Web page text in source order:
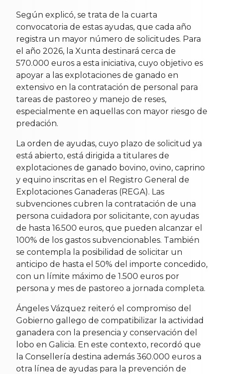
Según explicó, se trata de la cuarta
convocatoria de estas ayudas, que cada año
registra un mayor número de solicitudes. Para
el año 2026, la Xunta destinará cerca de
570.000 euros a esta iniciativa, cuyo objetivo es
apoyar a las explotaciones de ganado en
extensivo en la contratación de personal para
tareas de pastoreo y manejo de reses,
especialmente en aquellas con mayor riesgo de
predación.
La orden de ayudas, cuyo plazo de solicitud ya
está abierto, está dirigida a titulares de
explotaciones de ganado bovino, ovino, caprino
y equino inscritas en el Registro General de
Explotaciones Ganaderas (REGA). Las
subvenciones cubren la contratación de una
persona cuidadora por solicitante, con ayudas
de hasta 16.500 euros, que pueden alcanzar el
100% de los gastos subvencionables. También
se contempla la posibilidad de solicitar un
anticipo de hasta el 50% del importe concedido,
con un límite máximo de 1.500 euros por
persona y mes de pastoreo a jornada completa.
Ángeles Vázquez reiteró el compromiso del
Gobierno gallego de compatibilizar la actividad
ganadera con la presencia y conservación del
lobo en Galicia. En este contexto, recordó que
la Consellería destina además 360.000 euros a
otra línea de ayudas para la prevención de